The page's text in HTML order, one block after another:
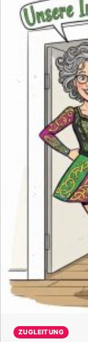
ZUGLEITUNG